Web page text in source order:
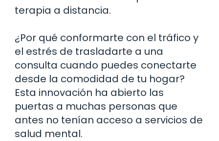
terapia a distancia.
¿Por qué conformarte con el tráfico y
el estrés de trasladarte a una
consulta cuando puedes conectarte
desde la comodidad de tu hogar?
Esta innovación ha abierto las
puertas a muchas personas que
antes no tenían acceso a servicios de
salud mental.